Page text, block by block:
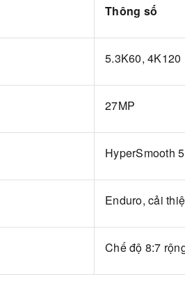
Thông số
5.3K60, 4K120
27MP
HyperSmooth
Enduro, cải
Chế độ 8:7